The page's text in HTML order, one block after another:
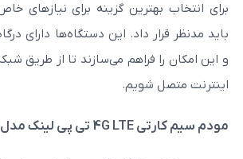
گزینه برای نیازهای خاص، اطلاعات دقیقی را
این دستگاه‌ها دارای درگاه سیم کارت هستند
می‌سازند تا از طریق شبکه‌های تلفن همراه به